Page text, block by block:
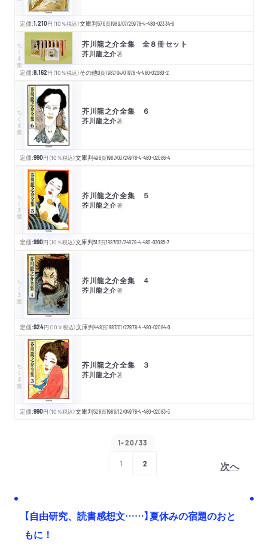
定価:1,210円 （10％税込）文庫判576頁1989/07/25978-4-480-02334-6
ちくま文庫 芥川龍之介全集 全８冊セット
芥川龍之介著
定価:8,162円 （10％税込）その他0頁1987/04/01978-4-480-02080-2
ちくま文庫 芥川龍之介全集 ６
芥川龍之介著
定価:990円 （10％税込）文庫判496頁1987/03/24978-4-480-02086-4
ちくま文庫 芥川龍之介全集 ５
芥川龍之介著
定価:990円 （10％税込）文庫判512頁1987/02/24978-4-480-02085-7
ちくま文庫 芥川龍之介全集 ４
芥川龍之介著
定価:924円 （10％税込）文庫判448頁1987/01/27978-4-480-02084-0
ちくま文庫 芥川龍之介全集 ３
芥川龍之介著
定価:990円 （10％税込）文庫判528頁1986/12/04978-4-480-02083-3
1-20/33
1 2 次へ
【自由研究、読書感想文……】夏休みの宿題のおと
もに！